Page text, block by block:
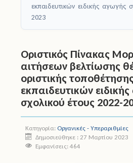
Μαθητές
Νομοθεσία
Άδειες
Έντυπα
Ηλεκτρονικές Υπηρεσίες
εκπαιδευτικών ειδικής αγωγής
2023
Οριστικός Πίνακας
αιτήσεων βελτίωσης
οριστικής
εκπαιδευτικών
σχολικού έτους 2022-
Κατηγορία: Οργανικές - Υπεραριθμίες
Δημοσιεύθηκε : 27 Μαρτίου 2023
Εμφανίσεις: 464